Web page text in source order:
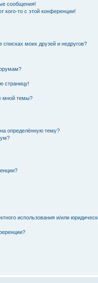
сообщения!
кого-то с этой конференции!
списках моих друзей и недругов?
страницу!
мной темы?
определённую тему?
использования и/или